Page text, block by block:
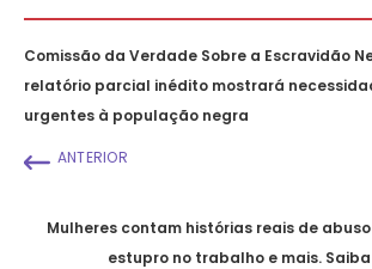
Comissão da Verdade Sobre a Escravidão
relatório parcial inédito mostrará
urgentes à população negra
ANTERIOR
Mulheres contam histórias reais de
estupro no trabalho e mais.